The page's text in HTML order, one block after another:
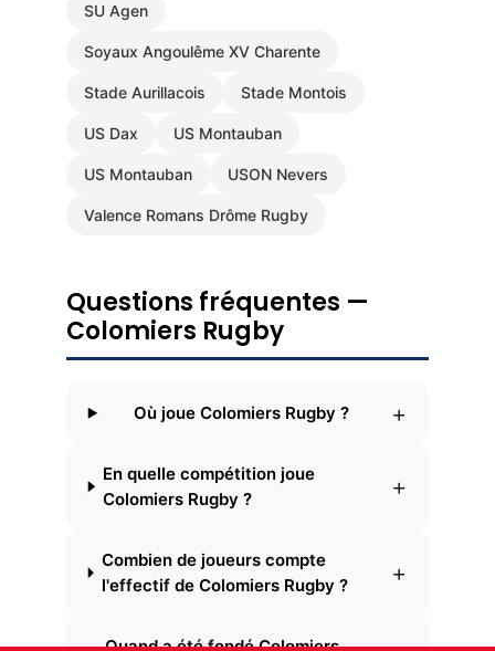
SU Agen
Soyaux Angoulême XV Charente
Stade Aurillacois Stade Montois
US Dax US Montauban
US Montauban USON Nevers
Valence Romans Drôme Rugby
Questions fréquentes —
Colomiers Rugby
Où joue Colomiers Rugby ? +
En quelle compétition joue
Colomiers Rugby ?
+
Combien de joueurs compte
l'effectif de Colomiers Rugby ?
+
Quand a été fondé Colomiers